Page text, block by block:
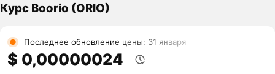
Курс Boorio (ORIO)
Последнее обновление цены: 31 января
$ 0,00000024